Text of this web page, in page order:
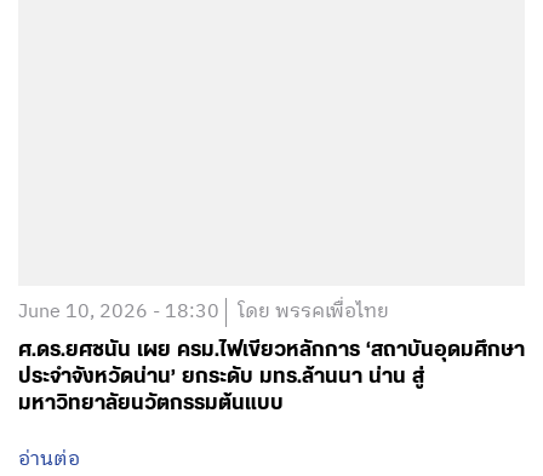
June 10, 2026 - 18:30 โดย พรรคเพื่อไทย
ศ.ดร.ยศชนัน เผย ครม.ไฟเขียวหลักการ ‘สถาบันอุดมศึกษา
ประจำจังหวัดน่าน’ ยกระดับ มทร.ล้านนา น่าน สู่
มหาวิทยาลัยนวัตกรรมต้นแบบ
อ่านต่อ